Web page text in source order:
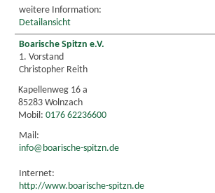
weitere Information:
Detailansicht
Boarische Spitzn e.V.
1. Vorstand
Christopher Reith
Kapellenweg 16 a
85283 Wolnzach
Mobil: 0176 62236600
Mail:
info@boarische-spitzn.de
Internet:
http://www.boarische-spitzn.de